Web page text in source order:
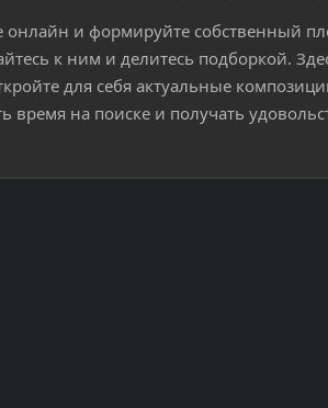
онлайн и формируйте собственный
к ним и делитесь подборкой.
для себя актуальные
время на поиске и получать